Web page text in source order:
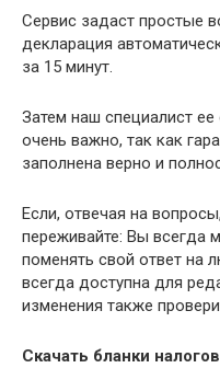
Сервис задаст простые
декларация
за 15 минут.
Затем наш специалист
очень важно, так как
заполнена верно и
Если, отвечая на
переживайте: Вы всегда
поменять свой ответ на
всегда доступна для
изменения также
Скачать бланки